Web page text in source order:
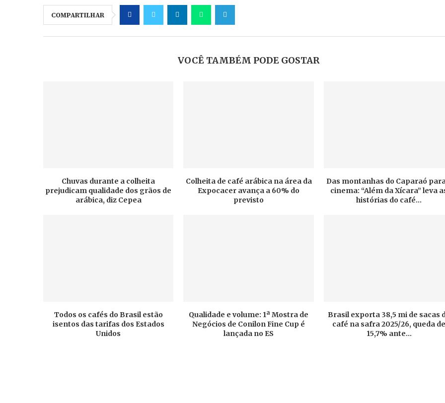
COMPARTILHAR
VOCÊ TAMBÉM PODE GOSTAR
Chuvas durante a colheita
prejudicam qualidade dos grãos de
arábica, diz Cepea
Colheita de café arábica na área da
Expocacer avança a 60% do
previsto
Das montanhas do Caparaó
cinema: “Além da Xícara” leva
histórias do café...
Todos os cafés do Brasil estão
isentos das tarifas dos Estados
Unidos
Qualidade e volume: 1ª Mostra de
Negócios de Conilon Fine Cup é
lançada no ES
Brasil exporta 38,5 mi de sacas
café na safra 2025/26, queda
15,7% ante...